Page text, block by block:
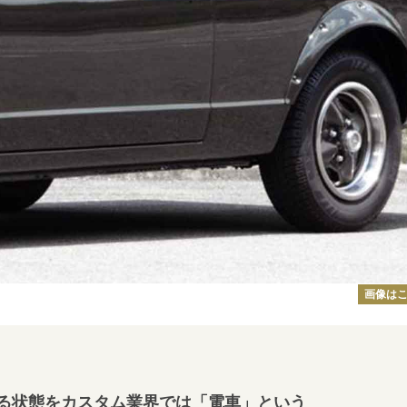
画像は
態をカスタム業界では「電車」という